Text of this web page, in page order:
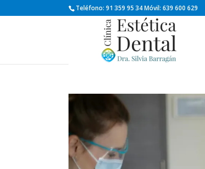
Teléfono: 91 359 95 34 Móvil: 639 600 629